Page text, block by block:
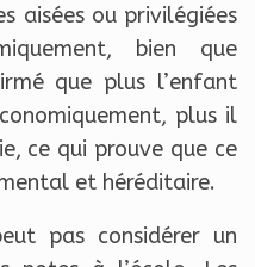
aisées ou privilégiées
bien que
que plus l’enfant
plus il
ce qui prouve que ce
et héréditaire.
pas considérer un